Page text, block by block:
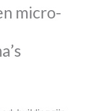
micro-